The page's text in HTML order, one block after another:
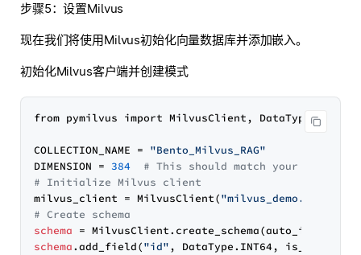
步骤5：设置Milvus
现在我们将使用Milvus初始化向量数据库并添加嵌入。
初始化Milvus客户端并创建模式
from pymilvus import MilvusClient, DataType
COLLECTION_NAME = "Bento_Milvus_RAG"
DIMENSION = 384
# This should match your
# Initialize Milvus client
milvus_client = MilvusClient("milvus_demo.db"
# Create schema
schema = MilvusClient.create_schema(auto_id
schema.add_field("id" , DataType.INT64, is_primary